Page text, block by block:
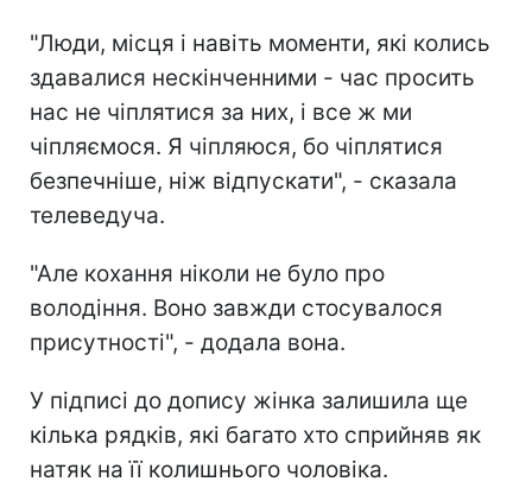
"Люди, місця і навіть моменти, які колись
здавалися нескінченними - час просить
нас не чіплятися за них, і все ж ми
чіпляємося. Я чіпляюся, бо чіплятися
безпечніше, ніж відпускати", - сказала
телеведуча.
"Але кохання ніколи не було про
володіння. Воно завжди стосувалося
присутності", - додала вона.
У підписі до допису жінка залишила ще
кілька рядків, які багато хто сприйняв як
натяк на її колишнього чоловіка.